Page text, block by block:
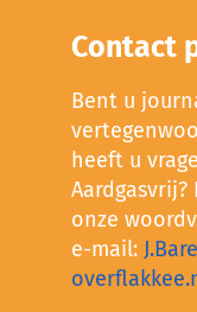
Contact
Bent u
heeft u
onze
e-mail: